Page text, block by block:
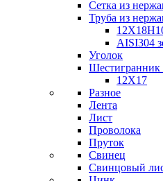
Сетка из
Труба из
AISI304
Уголок
Шестигранник
12Х17
Разное
Лента
Лист
Проволока
Пруток
Свинец
Свинцовый